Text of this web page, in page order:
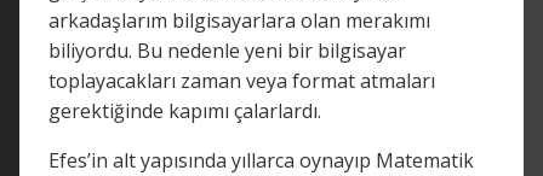
arkadaşlarım bilgisayarlara olan merakımı
biliyordu. Bu nedenle yeni bir bilgisayar
toplayacakları zaman veya format atmaları
gerektiğinde kapımı çalarlardı.
Efes’in alt yapısında yıllarca oynayıp Matematik